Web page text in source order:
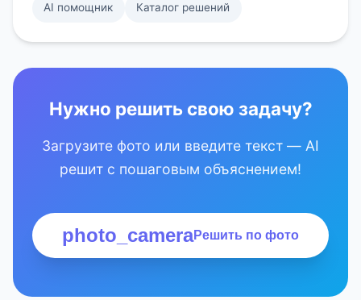
AI помощник Каталог решений
Нужно решить свою задачу?
Загрузите фото или введите текст — AI
решит с пошаговым объяснением!
photo_cameraРешить по фото